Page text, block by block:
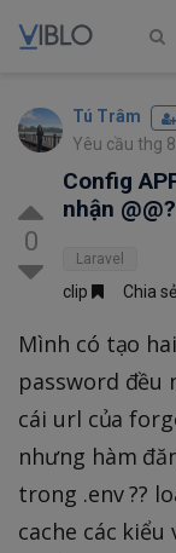
Tú Trâm
Yêu cầu thg
0
Config
nhận
Laravel
clip Chia sẻ
Mình có tạo
password đều
cái url của
nhưng hàm
trong .env ??
cache các